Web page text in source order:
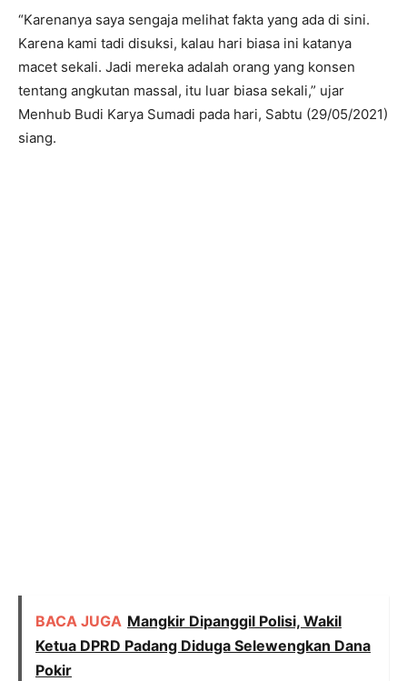
“Karenanya saya sengaja melihat fakta yang ada di sini.
Karena kami tadi disuksi, kalau hari biasa ini katanya
macet sekali. Jadi mereka adalah orang yang konsen
tentang angkutan massal, itu luar biasa sekali,” ujar
Menhub Budi Karya Sumadi pada hari, Sabtu (29/05/2021)
siang.
BACA JUGA Mangkir Dipanggil Polisi, Wakil
Ketua DPRD Padang Diduga Selewengkan Dana
Pokir